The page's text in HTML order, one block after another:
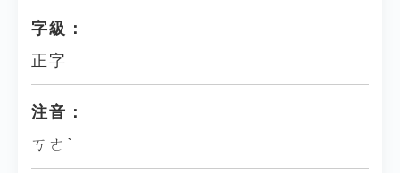
字級：
正字
注音：
ㄎㄜˋ